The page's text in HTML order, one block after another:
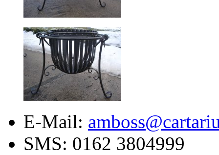
E-Mail:
SMS: 0162 3804999